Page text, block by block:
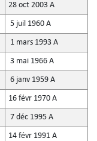
28 oct 2003 A
5 juil 1960 A
1 mars 1993 A
3 mai 1966 A
6 janv 1959 A
16 févr 1970 A
7 déc 1995 A
14 févr 1991 A